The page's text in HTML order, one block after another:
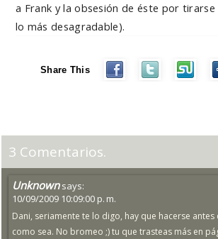
a Frank y la obsesión de éste por
lo más desagradable).
Share This
3 Comentarios.
Unknown says:
10/09/2009 10:09:00 p. m.
Dani, seriamente te lo digo, hay que hacerse
como sea. No bromeo ;) tu que trasteas más en